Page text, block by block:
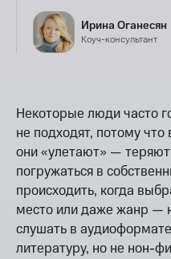
Ирина Оганесян
Коуч-консультант
Некоторые люди часто
не подходят, потому
они «улетают» —
погружаться в
происходить, когда
место или даже жанр —
слушать в
литературу, но не нон-